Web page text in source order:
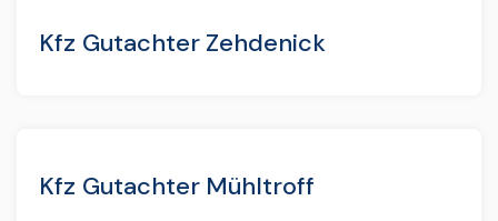
Kfz Gutachter Zehdenick
Kfz Gutachter Mühltroff